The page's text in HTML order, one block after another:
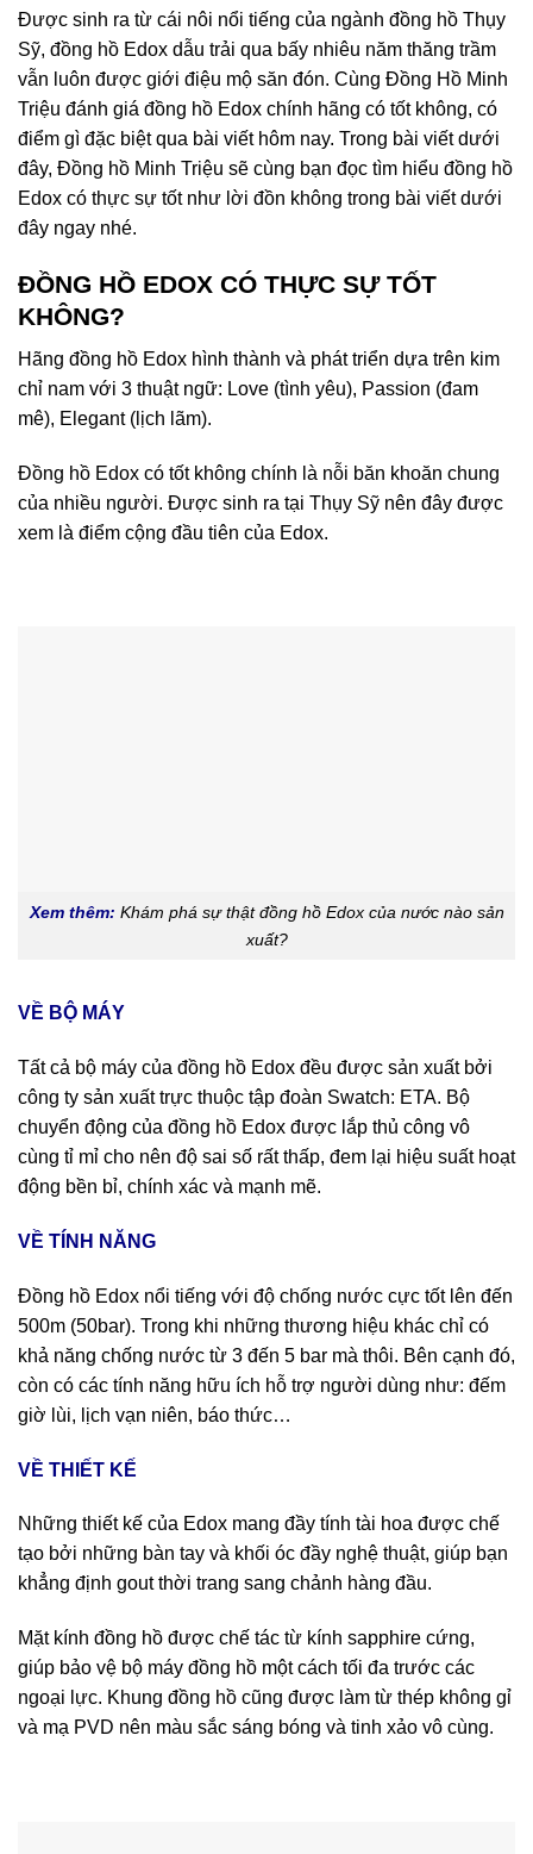
Được sinh ra từ cái nôi nổi tiếng của ngành đồng hồ Thụy
Sỹ, đồng hồ Edox dẫu trải qua bấy nhiêu năm thăng trầm
vẫn luôn được giới điệu mộ săn đón. Cùng Đồng Hồ Minh
Triệu đánh giá đồng hồ Edox chính hãng có tốt không, có
điểm gì đặc biệt qua bài viết hôm nay. Trong bài viết dưới
đây, Đồng hồ Minh Triệu sẽ cùng bạn đọc tìm hiểu đồng hồ
Edox có thực sự tốt như lời đồn không trong bài viết dưới
đây ngay nhé.
ĐỒNG HỒ EDOX CÓ THỰC SỰ TỐT
KHÔNG?
Hãng đồng hồ Edox hình thành và phát triển dựa trên kim
chỉ nam với 3 thuật ngữ: Love (tình yêu), Passion (đam
mê), Elegant (lịch lãm).
Đồng hồ Edox có tốt không chính là nỗi băn khoăn chung
của nhiều người. Được sinh ra tại Thụy Sỹ nên đây được
xem là điểm cộng đầu tiên của Edox.
Xem thêm: Khám phá sự thật đồng hồ Edox của nước nào sản
xuất?
VỀ BỘ MÁY
Tất cả bộ máy của đồng hồ Edox đều được sản xuất bởi
công ty sản xuất trực thuộc tập đoàn Swatch: ETA. Bộ
chuyển động của đồng hồ Edox được lắp thủ công vô
cùng tỉ mỉ cho nên độ sai số rất thấp, đem lại hiệu suất hoạt
động bền bỉ, chính xác và mạnh mẽ.
VỀ TÍNH NĂNG
Đồng hồ Edox nổi tiếng với độ chống nước cực tốt lên đến
500m (50bar). Trong khi những thương hiệu khác chỉ có
khả năng chống nước từ 3 đến 5 bar mà thôi. Bên cạnh đó,
còn có các tính năng hữu ích hỗ trợ người dùng như: đếm
giờ lùi, lịch vạn niên, báo thức…
VỀ THIẾT KẾ
Những thiết kế của Edox mang đầy tính tài hoa được chế
tạo bởi những bàn tay và khối óc đầy nghệ thuật, giúp bạn
khẳng định gout thời trang sang chảnh hàng đầu.
Mặt kính đồng hồ được chế tác từ kính sapphire cứng,
giúp bảo vệ bộ máy đồng hồ một cách tối đa trước các
ngoại lực. Khung đồng hồ cũng được làm từ thép không gỉ
và mạ PVD nên màu sắc sáng bóng và tinh xảo vô cùng.